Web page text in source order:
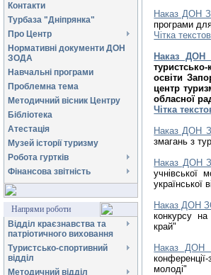
Контакти
Турбаза "Дніпрянка"
Про Центр
Нормативні документи ДОН
ЗОДА
Навчальні програми
Проблемна тема
Методичний вісник Центру
Бібліотека
Атестація
Музей історії туризму
Робота гуртків
Фінансова звітність
Напрями роботи
Відділ краєзнавства та
патріотичного виховання
Туристсько-спортивний
відділ
Методичний відділ
Наказ ДОН
програми
Чітка
Наказ
туристсько-
освіти
центр
обласної
Чітка
Наказ ДОН
змагань з
Наказ ДОН
учнівської
української
Наказ ДОН
конкурсу на
край"
Наказ ДОН
молоді"